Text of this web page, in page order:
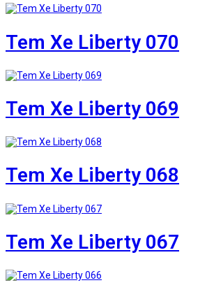
Tem Xe Liberty 070
Tem Xe Liberty 069
Tem Xe Liberty 068
Tem Xe Liberty 067